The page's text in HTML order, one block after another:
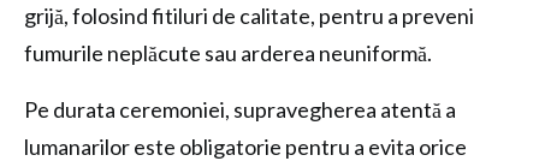
grijă, folosind fitiluri de calitate, pentru a preveni
fumurile neplăcute sau arderea neuniformă.
Pe durata ceremoniei, supravegherea atentă a
lumanarilor este obligatorie pentru a evita orice